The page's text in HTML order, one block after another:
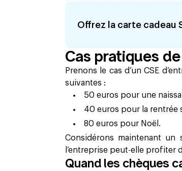
Offrez la carte cadeau
Cas pratiques
Prenons le cas d’un CSE
suivantes :
50 euros pour une
40 euros pour la rentrée
80 euros pour Noël.
Considérons maintenant un
l’entreprise peut-elle profiter
Quand les chèques